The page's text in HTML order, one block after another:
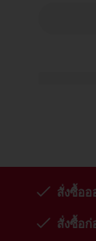
สั่งซื้อ
สั่งซื้อก่